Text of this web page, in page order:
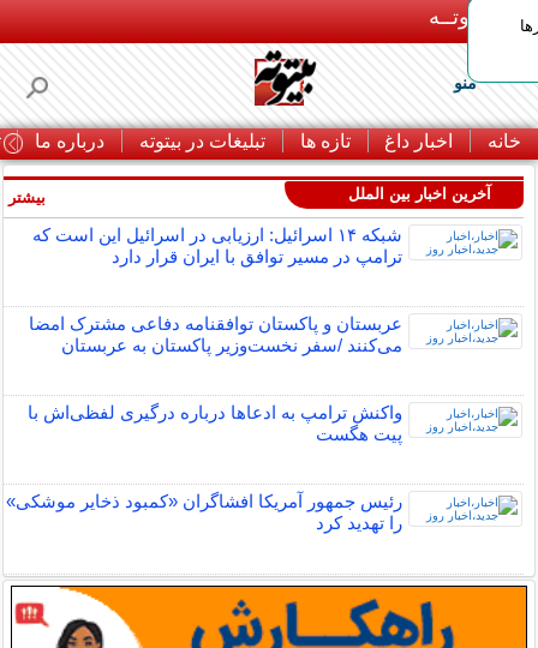
بـیتوتــه
منو
خانه اخبار داغ تازه ها تبلیغات در بیتوته درباره ما
آخرین اخبار بین الملل
شبکه ۱۴ اسرائیل: ارزیابی در اسرائیل این است که
ترامپ در مسیر توافق با ایران قرار دارد
عربستان و پاکستان توافقنامه دفاعی مشترک امضا
می‌کنند /سفر نخست‌وزیر پاکستان به عربستان
واکنش ترامپ به ادعاها درباره درگیری لفظی‌اش با
پیت هگست
رئیس جمهور آمریکا افشاگران «کمبود ذخایر موشکی»
را تهدید کرد
بیشتر